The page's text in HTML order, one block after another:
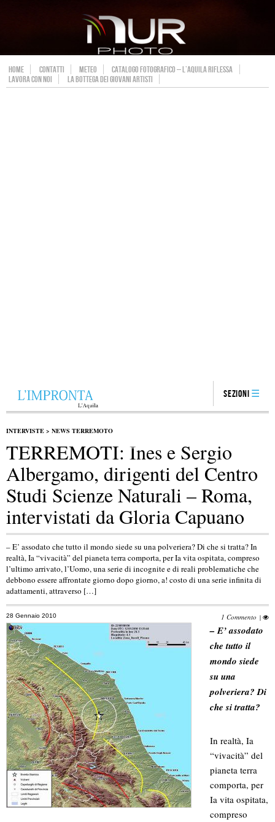
HOME CONTATTI METEO
CATALOGO FOTOGRAFICO – L’AQUILA RIFLESSA
LAVORA CON NOI
LA BOTTEGA DEI GIOVANI ARTISTI
Sezioni
INTERVISTE > NEWS TERREMOTO
TERREMOTI: Ines e Sergio
Albergamo, dirigenti del Centro
Studi Scienze Naturali – Roma,
intervistati da Gloria Capuano
– E’ assodato che tutto il mondo siede su una polveriera? Di che si tratta? In
realtà, Ia “vivacità” del pianeta terra comporta, per Ia vita ospitata, compreso
l’ultimo arrivato, l’Uomo, una serie di incognite e di reali problematiche che
debbono essere affrontate giorno dopo giorno, a! costo di una serie infinita di
adattamenti, attraverso […]
28 Gennaio 2010 1 Commento |
– E’ assodato
che tutto il
mondo siede
su una
polveriera? Di
che si tratta?
In realtà, Ia
“vivacità” del
pianeta terra
comporta, per
Ia vita ospitata,
compreso